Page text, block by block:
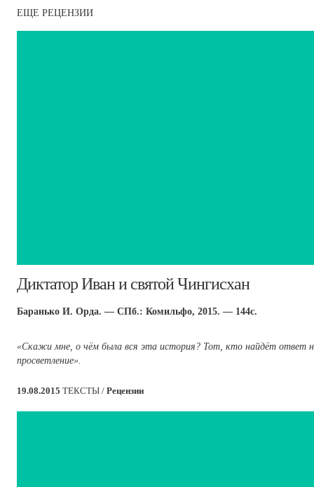
ЕЩЕ РЕЦЕНЗИИ
Диктатор Иван и святой Чингисхан
Баранько И. Орда. — СПб.: Комильфо, 2015. — 144с.
«Скажи мне, о чём была вся эта история? Тот, кто найдёт ответ
просветление».
19.08.2015 ТЕКСТЫ / Рецензии